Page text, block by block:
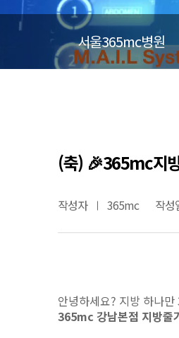
서울365mc병원
(축) 🎉365mc지
작성자 365mc 작성
안녕하세요? 지방 하나
365mc 강남본점 지방줄